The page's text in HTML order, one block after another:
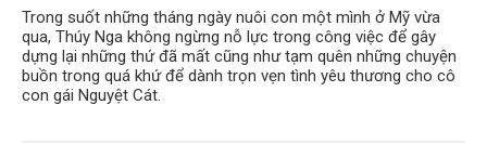
Trong suốt những tháng ngày nuôi con một mình ở Mỹ vừa
qua, Thúy Nga không ngừng nỗ lực trong công việc để gây
dựng lại những thứ đã mất cũng như tạm quên những chuyện
buồn trong quá khứ để dành trọn vẹn tình yêu thương cho cô
con gái Nguyệt Cát.